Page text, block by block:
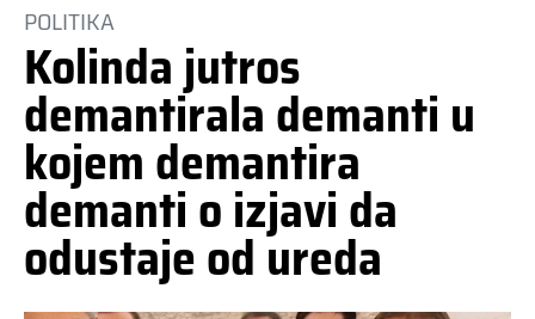
POLITIKA
Kolinda jutros
demantirala demanti u
kojem demantira
demanti o izjavi da
odustaje od ureda